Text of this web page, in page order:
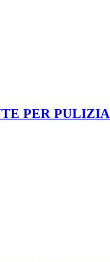
PER PULIZIA